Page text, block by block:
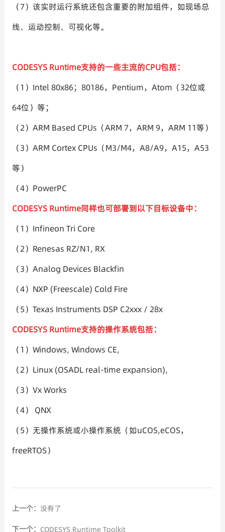
（7）该实时运行系统还包含重要的附加组件，如现场总
线、运动控制、可视化等。
CODESYS Runtime支持的一些主流的CPU包括：
（1）Intel 80x86；80186，Pentium，Atom（32位或
64位）等；
（2）ARM Based CPUs（ARM 7，ARM 9，ARM 11等）
（3）ARM Cortex CPUs（M3/M4，A8/A9，A15，A53
等）
（4）PowerPC
CODESYS Runtime同样也可部署到以下目标设备中：
（1）Infineon Tri Core
（2）Renesas RZ/N1, RX
（3）Analog Devices Blackfin
（4）NXP (Freescale) Cold Fire
（5）Texas Instruments DSP C2xxx / 28x
CODESYS Runtime支持的操作系统包括：
（1）Windows, Windows CE,
（2）Linux (OSADL real-time expansion),
（3）Vx Works
（4） QNX
（5）无操作系统或小操作系统（如uCOS,eCOS，
freeRTOS）
上一个： 没有了
下一个： CODESYS Runtime Toolkit